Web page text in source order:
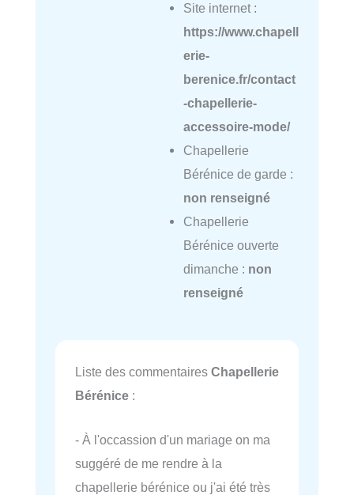
Site internet :
https://www.chapell
erie-
berenice.fr/contact
-chapellerie-
accessoire-mode/
Chapellerie
Bérénice de garde :
non renseigné
Chapellerie
Bérénice ouverte
dimanche : non
renseigné
Liste des commentaires Chapellerie
Bérénice :
- À l'occassion d'un mariage on ma
suggéré de me rendre à la
chapellerie bérénice ou j'ai été très